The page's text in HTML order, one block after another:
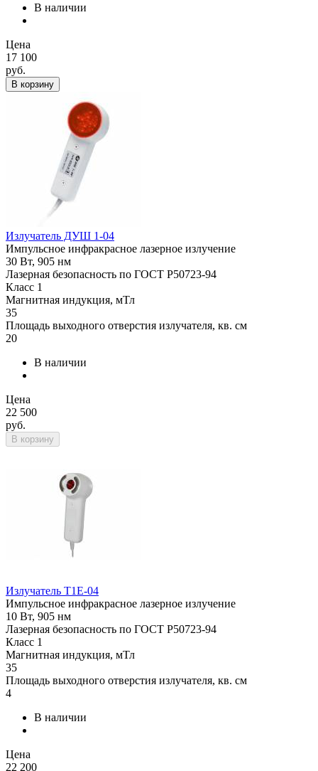
В наличии
Цена
17 100
руб.
В корзину
Излучатель ДУШ 1-04
Импульсное инфракрасное лазерное излучение
30 Вт, 905 нм
Лазерная безопасность по ГОСТ Р50723-94
Класс 1
Магнитная индукция, мТл
35
Площадь выходного отверстия излучателя, кв. см
20
В наличии
Цена
22 500
руб.
В корзину
Излучатель Т1Е-04
Импульсное инфракрасное лазерное излучение
10 Вт, 905 нм
Лазерная безопасность по ГОСТ Р50723-94
Класс 1
Магнитная индукция, мТл
35
Площадь выходного отверстия излучателя, кв. см
4
В наличии
Цена
22 200